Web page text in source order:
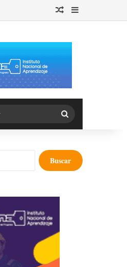
Publicación al azar
Barra lateral
Buscar
por
Buscar: